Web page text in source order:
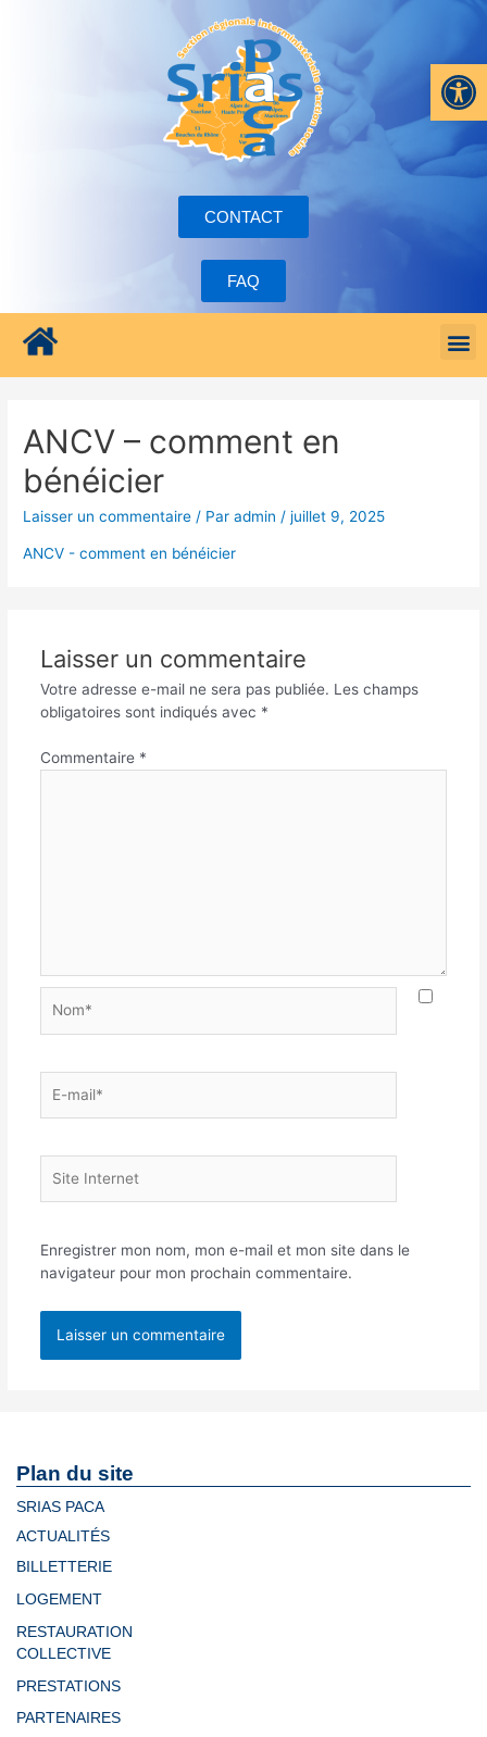
Ouvrir
CONTACT
FAQ
ANCV – comment en
bénéicier
Laisser un commentaire / Paradmin /juillet 9, 2025
ANCV - comment en bénéicier
Laisser un commentaire
Votre adresse e-mail ne sera pas publiée. Les champs
obligatoires sont indiqués avec *
Commentaire *
Enregistrer mon nom, mon e-mail et mon site dans le
navigateur pour mon prochain commentaire.
Plan du site
SRIAS PACA
ACTUALITÉS
BILLETTERIE
LOGEMENT
RESTAURATION
COLLECTIVE
PRESTATIONS
PARTENAIRES